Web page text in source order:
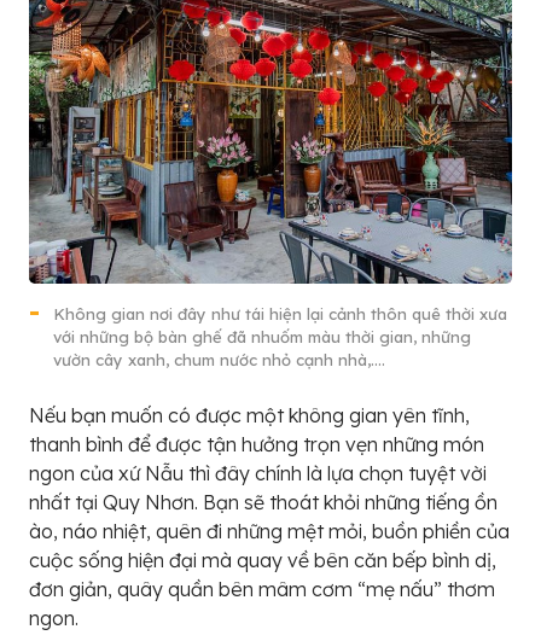
Không gian nơi đây như tái hiện lại cảnh thôn quê thời xưa
với những bộ bàn ghế đã nhuốm màu thời gian, những
vườn cây xanh, chum nước nhỏ cạnh nhà,….
Nếu bạn muốn có được một không gian yên tĩnh,
thanh bình để được tận hưởng trọn vẹn những món
ngon của xứ Nẫu thì đây chính là lựa chọn tuyệt vời
nhất tại Quy Nhơn. Bạn sẽ thoát khỏi những tiếng ồn
ào, náo nhiệt, quên đi những mệt mỏi, buồn phiền của
cuộc sống hiện đại mà quay về bên căn bếp bình dị,
đơn giản, quây quần bên mâm cơm “mẹ nấu” thơm
ngon.